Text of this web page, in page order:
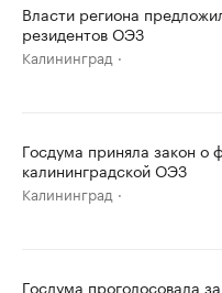
Власти региона
резидентов ОЭЗ
Калининград
Госдума приняла закон
калининградской ОЭЗ
Калининград
Госдума проголосовала